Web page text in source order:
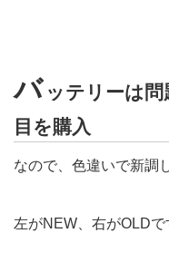
バ ッテリーは
目を購入
なので、色違いで新調
左がNEW、右がOLDで